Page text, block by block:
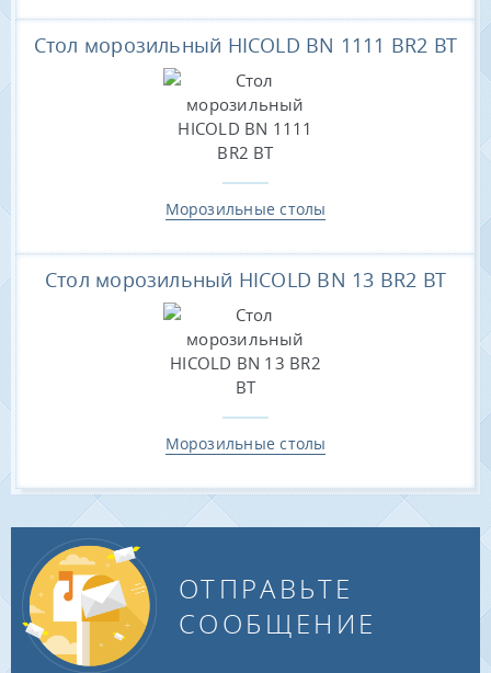
Стол морозильный HICOLD BN 1111 BR2 BT
Морозильные столы
Стол морозильный HICOLD BN 13 BR2 BT
Морозильные столы
ОТПРАВЬТЕ
СООБЩЕНИЕ